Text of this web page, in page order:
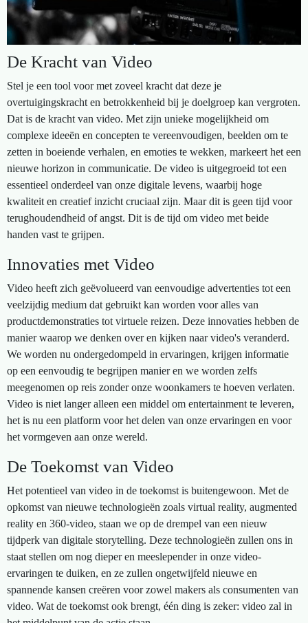
De Kracht van Video
Stel je een tool voor met zoveel kracht dat deze je
overtuigingskracht en betrokkenheid bij je doelgroep kan vergroten.
Dat is de kracht van video. Met zijn unieke mogelijkheid om
complexe ideeën en concepten te vereenvoudigen, beelden om te
zetten in boeiende verhalen, en emoties te wekken, markeert het een
nieuwe horizon in communicatie. De video is uitgegroeid tot een
essentieel onderdeel van onze digitale levens, waarbij hoge
kwaliteit en creatief inzicht cruciaal zijn. Maar dit is geen tijd voor
terughoudendheid of angst. Dit is de tijd om video met beide
handen vast te grijpen.
Innovaties met Video
Video heeft zich geëvolueerd van eenvoudige advertenties tot een
veelzijdig medium dat gebruikt kan worden voor alles van
productdemonstraties tot virtuele reizen. Deze innovaties hebben de
manier waarop we denken over en kijken naar video's veranderd.
We worden nu ondergedompeld in ervaringen, krijgen informatie
op een eenvoudig te begrijpen manier en we worden zelfs
meegenomen op reis zonder onze woonkamers te hoeven verlaten.
Video is niet langer alleen een middel om entertainment te leveren,
het is nu een platform voor het delen van onze ervaringen en voor
het vormgeven aan onze wereld.
De Toekomst van Video
Het potentieel van video in de toekomst is buitengewoon. Met de
opkomst van nieuwe technologieën zoals virtual reality, augmented
reality en 360-video, staan we op de drempel van een nieuw
tijdperk van digitale storytelling. Deze technologieën zullen ons in
staat stellen om nog dieper en meeslepender in onze video-
ervaringen te duiken, en ze zullen ongetwijfeld nieuwe en
spannende kansen creëren voor zowel makers als consumenten van
video. Wat de toekomst ook brengt, één ding is zeker: video zal in